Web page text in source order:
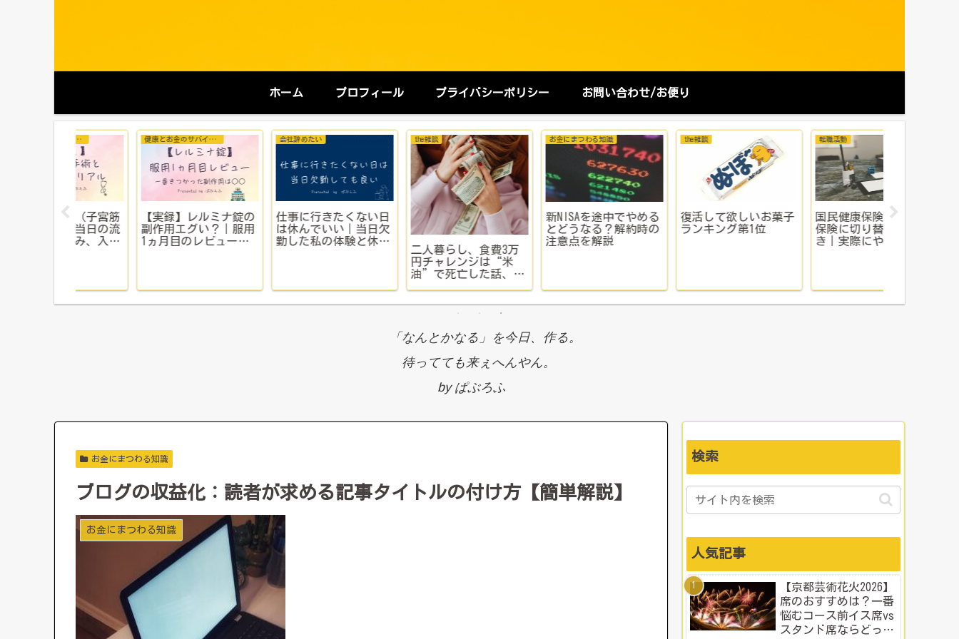
ホーム プロフィール プライバシーポリシー お問い合わせ/お便り
国民健康保険から社会
保険に切り替える手続
き｜実際にやった流れ
おすすめグッズ＆サービス
簡単！古いスマホを高
く売る！にこスマ買取
の申込手順を徹底解説
おすすめグッズ＆サービス
【全年齢対応】女性向
けのかわいいギフトは
TANPがおすすめ
転職活動
40代、ハローワークに
行ってみる
会社辞めたい
退職の決断は正しかっ
た？ブラック企業から
お金にまつわる知識
ふるさと納税を詳しく
解説するよ！
プロフィー
「なんとかなる」を今日、作る。
待ってても来ぇへんやん。
by ぱぶろふ
お金にまつわる知識
ブログの収益化：読者が求める記事タイトルの付け方【簡単解説】
お金にまつわる知識
検索
人気記事
【京都芸術花火2026】
席のおすすめは？一番
悩むコース前イス席vs
スタンド席ならどっ